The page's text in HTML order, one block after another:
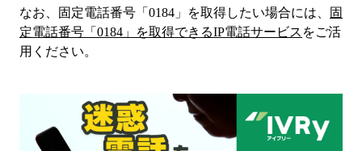
なお、固定電話番号「 0184 」を取得したい場合には、
固
定電話番号「 0184 」を取得できるIP電話サービス をご活
用ください。